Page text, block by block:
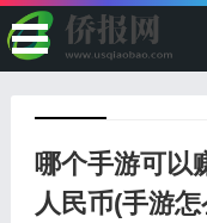
哪个手游可以
人民币(手游